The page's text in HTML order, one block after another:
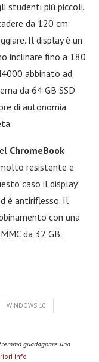
studenti più piccoli.
da 120 cm
Il display è un
inclinare fino a 180
abbinato ad
da 64 GB SSD
di autonomia
ChromeBook
resistente e
caso il display
è antiriflesso. Il
con una
da 32 GB.
WINDOWS 10
guadagnare una
info